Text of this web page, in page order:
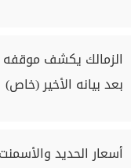
الزمالك يكشف موقفه
بعد بيانه الأخير (خاص)